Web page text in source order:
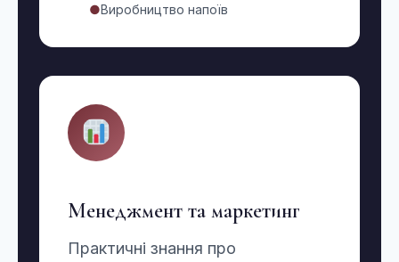
●Виробництво напоїв
Менеджмент та маркетинг
Практичні знання про